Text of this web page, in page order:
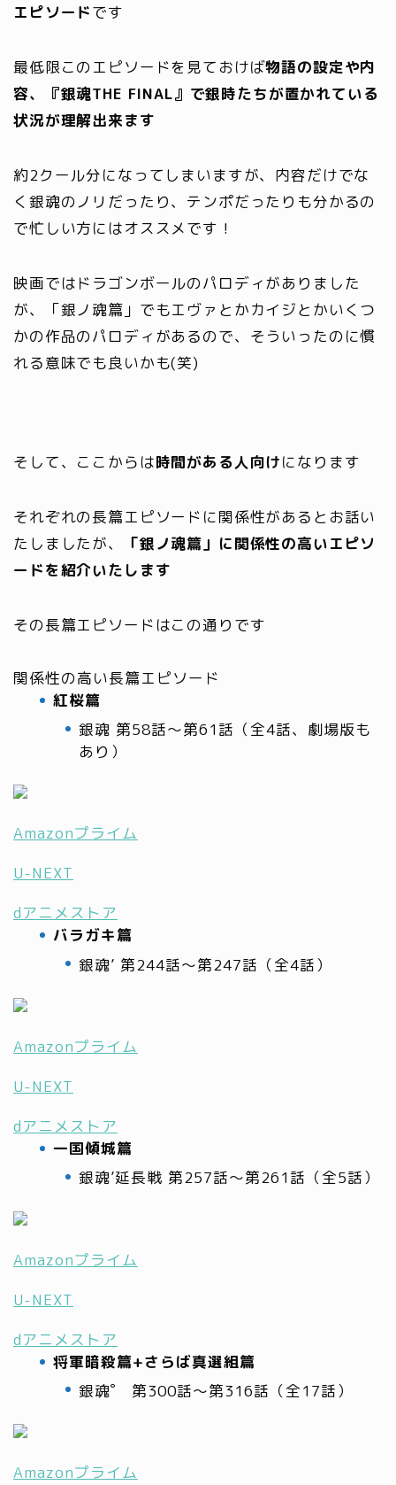
エピソードです
最低限このエピソードを見ておけば物語の設定や内
容、『銀魂THE FINAL』で銀時たちが置かれている
状況が理解出来ます
約2クール分になってしまいますが、内容だけでな
く銀魂のノリだったり、テンポだったりも分かるの
で忙しい方にはオススメです！
映画ではドラゴンボールのパロディがありました
が、「銀ノ魂篇」でもエヴァとかカイジとかいくつ
かの作品のパロディがあるので、そういったのに慣
れる意味でも良いかも(笑)
そして、ここからは時間がある人向けになります
それぞれの長篇エピソードに関係性があるとお話い
たしましたが、
「銀ノ魂篇」に関係性の高いエピソ
ードを紹介いたします
その長篇エピソードはこの通りです
関係性の高い長篇エピソード
紅桜篇
銀魂 第58話～第61話（全4話、劇場版も
あり）
Amazonプライム
U-NEXT
dアニメストア
バラガキ篇
銀魂’ 第244話～第247話（全4話）
Amazonプライム
U-NEXT
dアニメストア
一国傾城篇
銀魂’延長戦 第257話～第261話（全5話）
Amazonプライム
U-NEXT
dアニメストア
将軍暗殺篇+さらば真選組篇
銀魂゜ 第300話～第316話（全17話）
Amazonプライム